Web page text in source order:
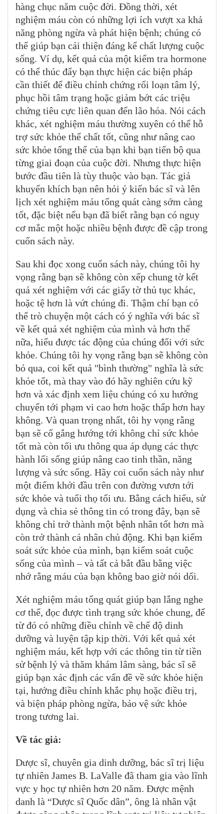
hàng chục năm cuộc đời. Đồng thời, xét
nghiệm máu còn có những lợi ích vượt xa khả
năng phòng ngừa và phát hiện bệnh; chúng có
thể giúp bạn cải thiện đáng kể chất lượng cuộc
sống. Ví dụ, kết quả của một kiểm tra hormone
có thể thúc đẩy bạn thực hiện các biện pháp
cần thiết để điều chỉnh chứng rối loạn tâm lý,
phục hồi tâm trạng hoặc giảm bớt các triệu
chứng tiêu cực liên quan đến lão hóa. Nói cách
khác, xét nghiệm máu thường xuyên có thể hỗ
trợ sức khỏe thể chất tốt, cũng như nâng cao
sức khỏe tổng thể của bạn khi bạn tiến bộ qua
từng giai đoạn của cuộc đời. Nhưng thực hiện
bước đầu tiên là tùy thuộc vào bạn. Tác giả
khuyến khích bạn nên hỏi ý kiến ​​bác sĩ và lên
lịch xét nghiệm máu tổng quát càng sớm càng
tốt, đặc biệt nếu bạn đã biết rằng bạn có nguy
cơ mắc một hoặc nhiều bệnh được đề cập trong
cuốn sách này.
Sau khi đọc xong cuốn sách này, chúng tôi hy
vọng rằng bạn sẽ không còn xếp chung tờ kết
quả xét nghiệm với các giấy tờ thủ tục khác,
hoặc tệ hơn là vứt chúng đi. Thậm chí bạn có
thể trò chuyện một cách có ý nghĩa với bác sĩ
về kết quả xét nghiệm của mình và hơn thế
nữa, hiểu được tác động của chúng đối với sức
khỏe. Chúng tôi hy vọng rằng bạn sẽ không còn
bỏ qua, coi kết quả "bình thường" nghĩa là sức
khỏe tốt, mà thay vào đó hãy nghiên cứu kỹ
hơn và xác định xem liệu chúng có xu hướng
chuyển tới phạm vi cao hơn hoặc thấp hơn hay
không. Và quan trọng nhất, tôi hy vọng rằng
bạn sẽ cố gắng hướng tới không chỉ sức khỏe
tốt mà còn tối ưu thông qua áp dụng các thực
hành lối sống giúp nâng cao tinh thần, năng
lượng và sức sống. Hãy coi cuốn sách này như
một điểm khởi đầu trên con đường vươn tới
sức khỏe và tuổi thọ tối ưu. Bằng cách hiểu, sử
dụng và chia sẻ thông tin có trong đây, bạn sẽ
không chỉ trở thành một bệnh nhân tốt hơn mà
còn trở thành cá nhân chủ động. Khi bạn kiểm
soát sức khỏe của mình, bạn kiểm soát cuộc
sống của mình – và tất cả bắt đầu bằng việc
nhớ rằng máu của bạn không bao giờ nói dối.
Xét nghiệm máu tổng quát giúp bạn lắng nghe
cơ thể, đọc được tình trạng sức khỏe chung, để
từ đó có những điều chỉnh về chế độ dinh
dưỡng và luyện tập kịp thời. Với kết quả xét
nghiệm máu, kết hợp với các thông tin từ tiền
sử bệnh lý và thăm khám lâm sàng, bác sĩ sẽ
giúp bạn xác định các vấn đề về sức khỏe hiện
tại, hướng điều chỉnh khắc phụ hoặc điều trị,
và biện pháp phòng ngừa, bảo vệ sức khỏe
trong tương lai.
Về tác giả:
Dược sĩ, chuyên gia dinh dưỡng, bác sĩ trị liệu
tự nhiên James B. LaValle đã tham gia vào lĩnh
vực y học tự nhiên hơn 20 năm. Được mệnh
danh là “Dược sĩ Quốc dân”, ông là nhân vật